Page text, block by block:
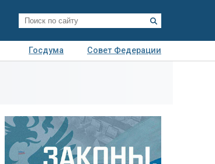
Госдума
Совет Федерации